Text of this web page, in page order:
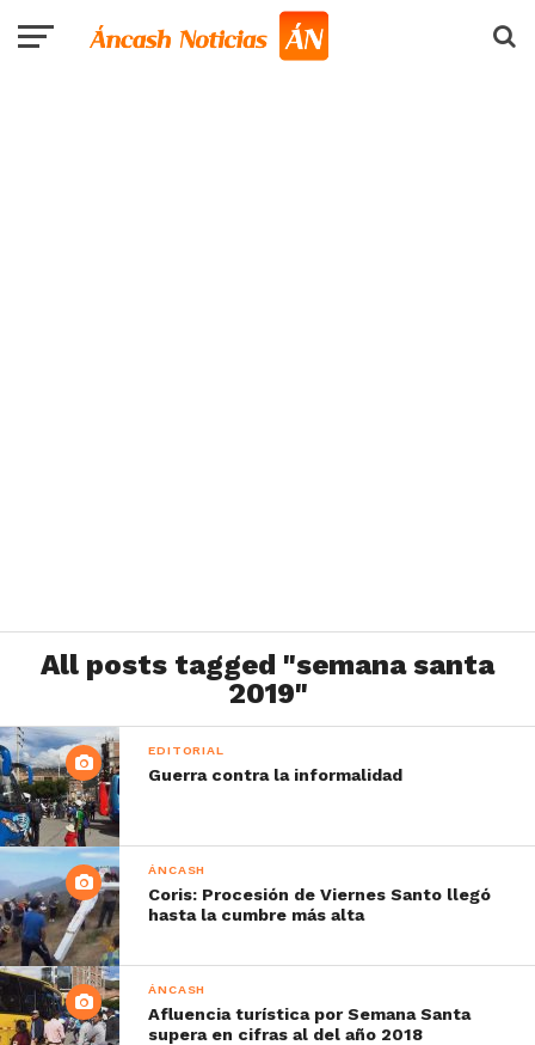
All posts tagged "semana santa
2019"
EDITORIAL
Guerra contra la informalidad
ÁNCASH
Coris: Procesión de Viernes Santo llegó
hasta la cumbre más alta
ÁNCASH
Afluencia turística por Semana Santa
supera en cifras al del año 2018